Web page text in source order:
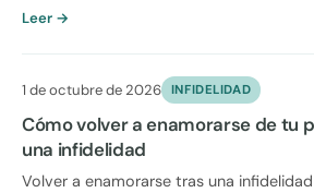
Leer →
1 de octubre de 2026 INFIDELIDAD
Cómo volver a enamorarse de tu
una infidelidad
Volver a enamorarse tras una